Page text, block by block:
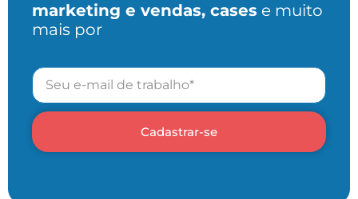
marketing e vendas, cases e muito
mais por
Cadastrar-se